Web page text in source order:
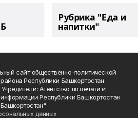
Рубрика "Еда и
напитки"
сайт общественно-политической
района Республики Башкортостан
Агентство по печати и
Республики Башкортостан
данных